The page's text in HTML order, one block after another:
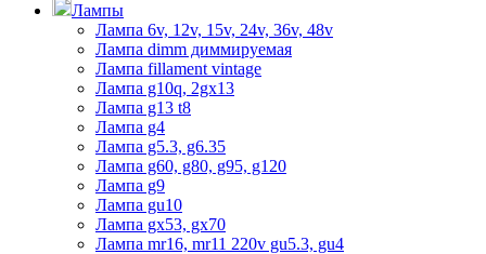
Лампы
Лампа 6v, 12v, 15v, 24v, 36v, 48v
Лампа dimm диммируемая
Лампа fillament vintage
Лампа g10q, 2gx13
Лампа g13 t8
Лампа g4
Лампа g5.3, g6.35
Лампа g60, g80, g95, g120
Лампа g9
Лампа gu10
Лампа gx53, gx70
Лампа mr16, mr11 220v gu5.3, gu4